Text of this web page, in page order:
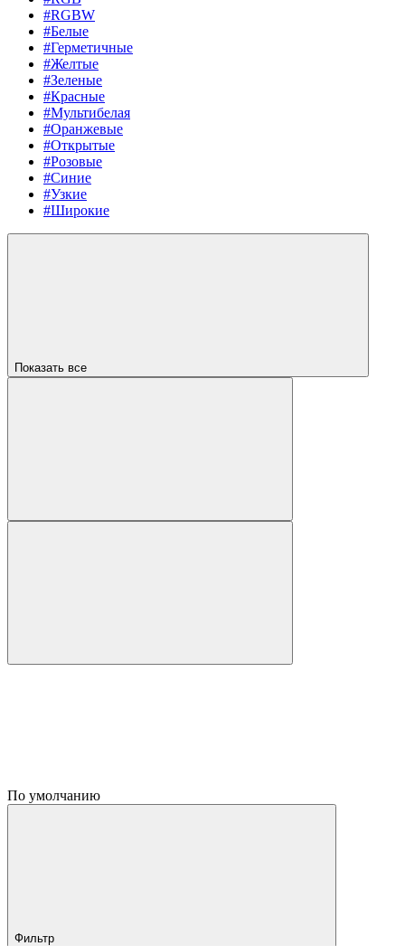
#RGBW
#Белые
#Герметичные
#Желтые
#Зеленые
#Красные
#Мультибелая
#Оранжевые
#Открытые
#Розовые
#Синие
#Узкие
#Широкие
Показать все
По умолчанию
Фильтр